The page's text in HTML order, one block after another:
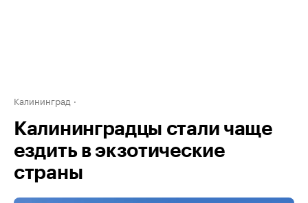
Калининград
Калининградцы стали чаще
ездить в экзотические
страны